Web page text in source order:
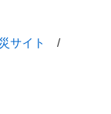
サイト
/